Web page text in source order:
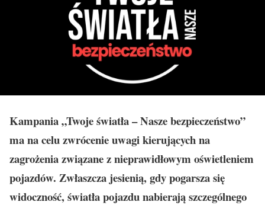
Kampania „Twoje światła – Nasze bezpieczeństwo”
ma na celu zwrócenie uwagi kierujących na
zagrożenia związane z nieprawidłowym oświetleniem
pojazdów. Zwłaszcza jesienią, gdy pogarsza się
widoczność, światła pojazdu nabierają szczególnego